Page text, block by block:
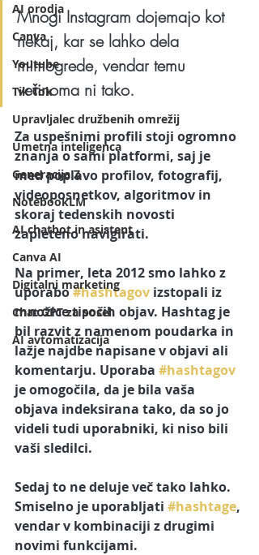
AI orodja
Canva
Youtube
Tik Tok
Upravljalec družbenih omrežij
Umetna inteligenca
Generacija Z
NotebookLM
AI chatbot in asistent
Canva AI
Digitalni marketing
Chat GPT za posel
AI avtomatizacija
Mnogi Instagram dojemajo kot
nekaj, kar se lahko dela
mimogrede, vendar temu
večinoma ni tako.
Za uspešnimi profili stoji ogromno
znanja o sami platformi, saj je
med poplavo profilov, fotografij,
videoposnetkov, algoritmov in
skoraj tedenskih novosti
zapleteno navigirati.
Na primer, leta 2012 smo lahko z
uporabo #hashtagov izstopali iz
množice tisočih objav. Hashtag je
bil razvit z namenom poudarka in
lažje najdbe napisane v objavi ali
komentarju. Uporaba #hashtagov
je omogočila, da je bila vaša
objava indeksirana tako, da so jo
videli tudi uporabniki, ki niso bili
vaši sledilci.
Sedaj to ne deluje več tako lahko.
Smiselno je uporabljati #hashtage,
vendar v kombinaciji z drugimi
novimi funkcijami.